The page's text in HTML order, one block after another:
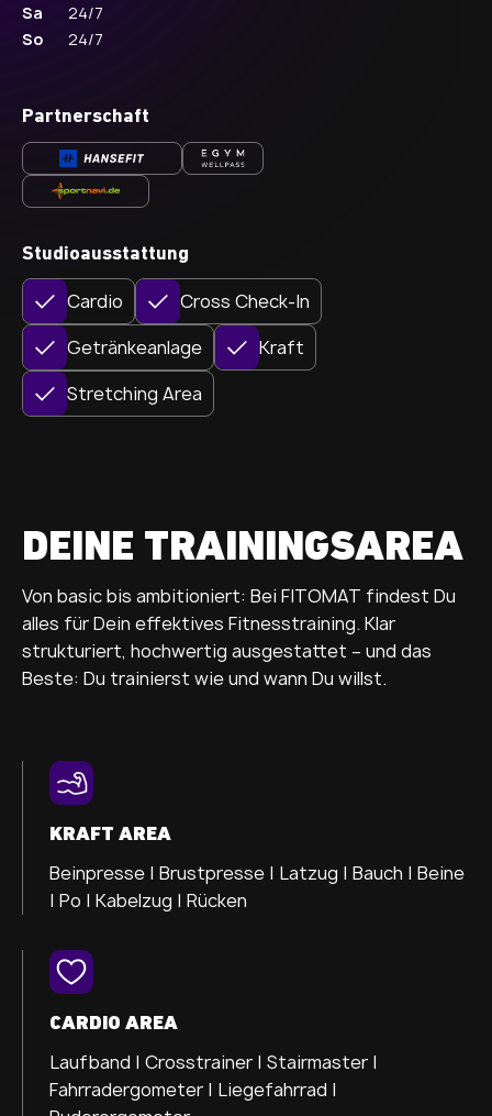
Sa
24/7
So
24/7
Partnerschaft
Studioausstattung
Cardio
Cross Check-In
Getränkeanlage
Kraft
Stretching Area
DEINE TRAININGSAREA
Von basic bis ambitioniert: Bei FITOMAT findest Du
alles für Dein effektives Fitnesstraining. Klar
strukturiert, hochwertig ausgestattet – und das
Beste: Du trainierst wie und wann Du willst.
KRAFT AREA
Beinpresse | Brustpresse | Latzug | Bauch | Beine
| Po | Kabelzug | Rücken
CARDIO AREA
Laufband | Crosstrainer | Stairmaster |
Fahrradergometer | Liegefahrrad |